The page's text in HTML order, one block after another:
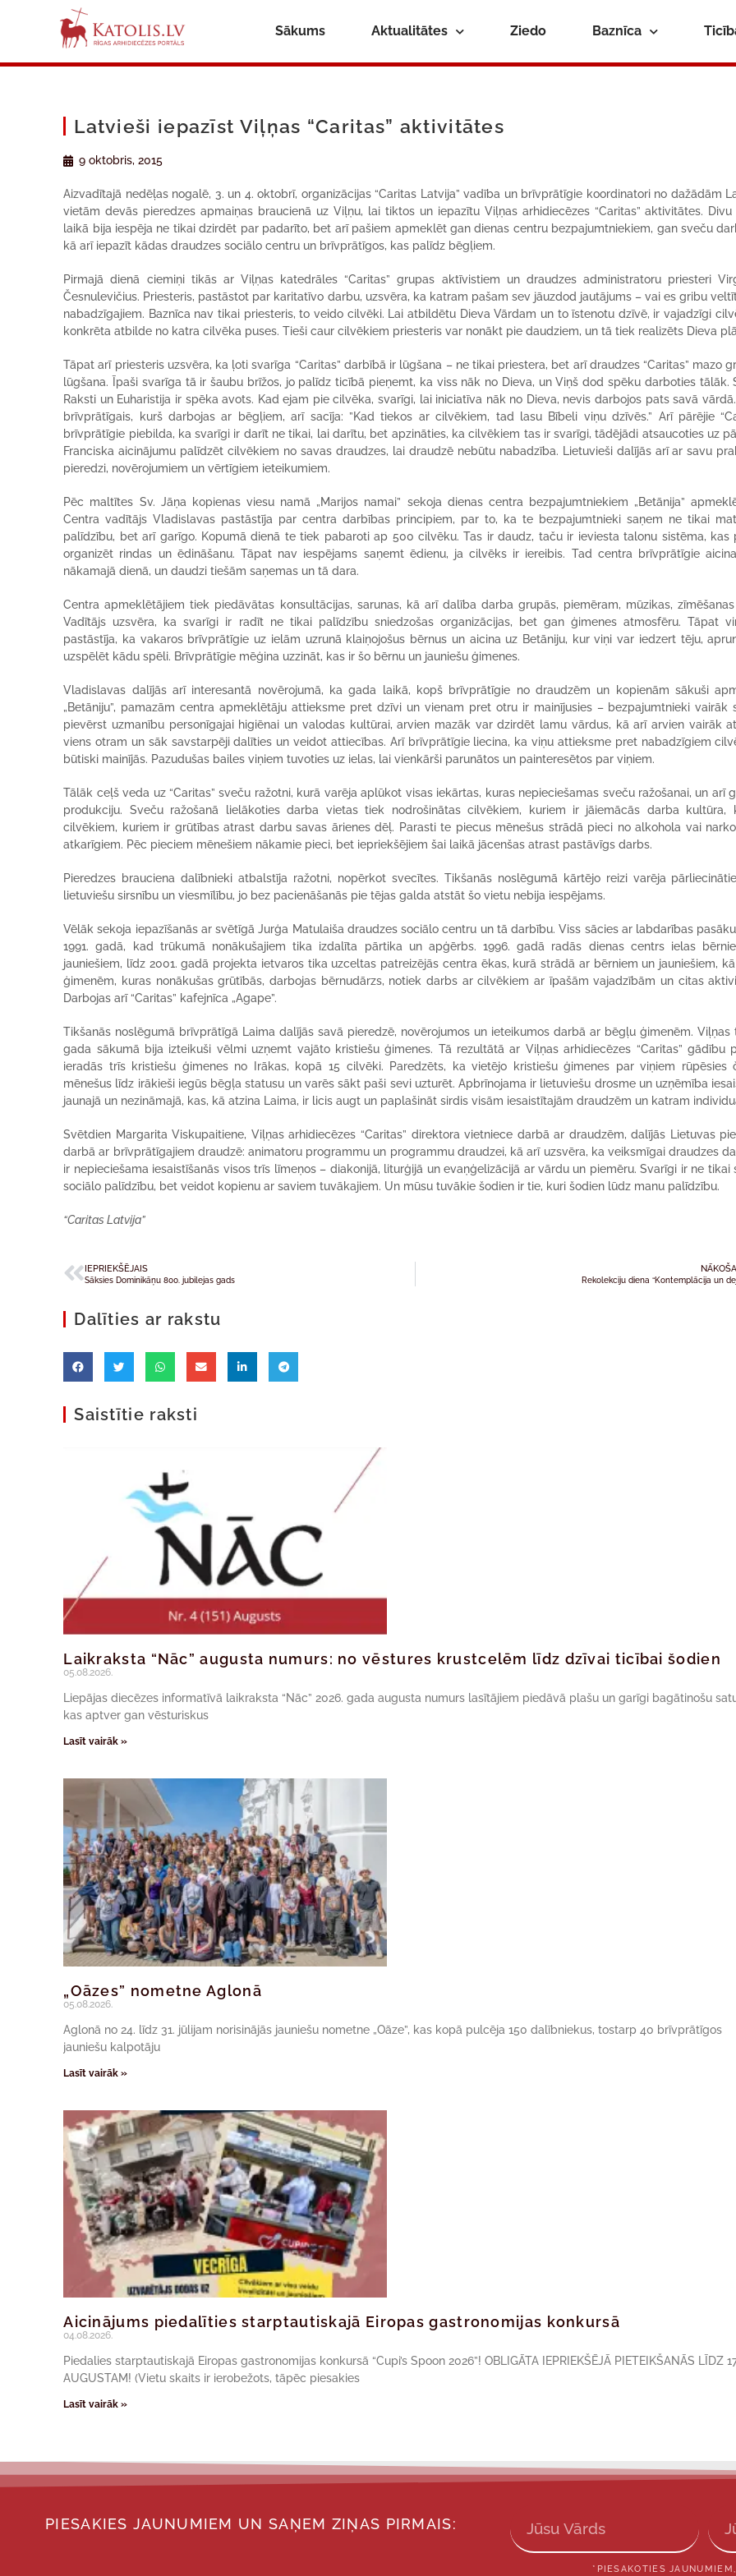
Sākums Aktualitātes Ziedo Baznīca
Latvieši iepazīst Viļņas “Caritas” aktivitātes
9 oktobris, 2015
Aizvadītajā nedēļas nogalē, 3. un 4. oktobrī, organizācijas “Caritas Latvija” vadība un brīvprātīgie koordinatori no dažādām
vietām devās pieredzes apmaiņas braucienā uz Viļņu, lai tiktos un iepazītu Viļņas arhidiecēzes “Caritas” aktivitātes. Divu
laikā bija iespēja ne tikai dzirdēt par padarīto, bet arī pašiem apmeklēt gan dienas centru bezpajumtniekiem, gan sveču
kā arī iepazīt kādas draudzes sociālo centru un brīvprātīgos, kas palīdz bēgļiem.
Pirmajā dienā ciemiņi tikās ar Viļņas katedrāles “Caritas” grupas aktīvistiem un draudzes administratoru priesteri
Česnulevičius. Priesteris, pastāstot par karitatīvo darbu, uzsvēra, ka katram pašam sev jāuzdod jautājums – vai es gribu
nabadzīgajiem. Baznīca nav tikai priesteris, to veido cilvēki. Lai atbildētu Dieva Vārdam un to īstenotu dzīvē, ir vajadzīgi
konkrēta atbilde no katra cilvēka puses. Tieši caur cilvēkiem priesteris var nonākt pie daudziem, un tā tiek realizēts Dieva
Tāpat arī priesteris uzsvēra, ka ļoti svarīga “Caritas” darbībā ir lūgšana – ne tikai priestera, bet arī draudzes “Caritas” mazo
lūgšana. Īpaši svarīga tā ir šaubu brīžos, jo palīdz ticībā pieņemt, ka viss nāk no Dieva, un Viņš dod spēku darboties tālāk.
Raksti un Euharistija ir spēka avots. Kad ejam pie cilvēka, svarīgi, lai iniciatīva nāk no Dieva, nevis darbojos pats savā
brīvprātīgais, kurš darbojas ar bēgļiem, arī sacīja: ”Kad tiekos ar cilvēkiem, tad lasu Bībeli viņu dzīvēs.” Arī pārējie
brīvprātīgie piebilda, ka svarīgi ir darīt ne tikai, lai darītu, bet apzināties, ka cilvēkiem tas ir svarīgi, tādējādi atsaucoties uz
Franciska aicinājumu palīdzēt cilvēkiem no savas draudzes, lai draudzē nebūtu nabadzība. Lietuvieši dalījās arī ar savu
pieredzi, novērojumiem un vērtīgiem ieteikumiem.
Pēc maltītes Sv. Jāņa kopienas viesu namā „Marijos namai” sekoja dienas centra bezpajumtniekiem „Betānija”
Centra vadītājs Vladislavas pastāstīja par centra darbības principiem, par to, ka te bezpajumtnieki saņem ne tikai
palīdzību, bet arī garīgo. Kopumā dienā te tiek pabaroti ap 500 cilvēku. Tas ir daudz, taču ir ieviesta talonu sistēma, kas
organizēt rindas un ēdināšanu. Tāpat nav iespējams saņemt ēdienu, ja cilvēks ir iereibis. Tad centra brīvprātīgie
nākamajā dienā, un daudzi tiešām saņemas un tā dara.
Centra apmeklētājiem tiek piedāvātas konsultācijas, sarunas, kā arī dalība darba grupās, piemēram, mūzikas,
Vadītājs uzsvēra, ka svarīgi ir radīt ne tikai palīdzību sniedzošas organizācijas, bet gan ģimenes atmosfēru. Tāpat
pastāstīja, ka vakaros brīvprātīgie uz ielām uzrunā klaiņojošus bērnus un aicina uz Betāniju, kur viņi var iedzert tēju,
uzspēlēt kādu spēli. Brīvprātīgie mēģina uzzināt, kas ir šo bērnu un jauniešu ģimenes.
Vladislavas dalījās arī interesantā novērojumā, ka gada laikā, kopš brīvprātīgie no draudzēm un kopienām sākuši
„Betāniju”, pamazām centra apmeklētāju attieksme pret dzīvi un vienam pret otru ir mainījusies – bezpajumtnieki vairāk
pievērst uzmanību personīgajai higiēnai un valodas kultūrai, arvien mazāk var dzirdēt lamu vārdus, kā arī arvien vairāk
viens otram un sāk savstarpēji dalīties un veidot attiecības. Arī brīvprātīgie liecina, ka viņu attieksme pret nabadzīgiem
būtiski mainījās. Pazudušas bailes viņiem tuvoties uz ielas, lai vienkārši parunātos un painteresētos par viņiem.
Tālāk ceļš veda uz “Caritas” sveču ražotni, kurā varēja aplūkot visas iekārtas, kuras nepieciešamas sveču ražošanai, un arī
produkciju. Sveču ražošanā lielākoties darba vietas tiek nodrošinātas cilvēkiem, kuriem ir jāiemācās darba kultūra,
cilvēkiem, kuriem ir grūtības atrast darbu savas ārienes dēļ. Parasti te piecus mēnešus strādā pieci no alkohola vai
atkarīgiem. Pēc pieciem mēnešiem nākamie pieci, bet iepriekšējiem šai laikā jācenšas atrast pastāvīgs darbs.
Pieredzes brauciena dalībnieki atbalstīja ražotni, nopērkot svecītes. Tikšanās noslēgumā kārtējo reizi varēja
lietuviešu sirsnību un viesmīlību, jo bez pacienāšanās pie tējas galda atstāt šo vietu nebija iespējams.
Vēlāk sekoja iepazīšanās ar svētīgā Jurģa Matulaiša draudzes sociālo centru un tā darbību. Viss sācies ar labdarības
1991. gadā, kad trūkumā nonākušajiem tika izdalīta pārtika un apģērbs. 1996. gadā radās dienas centrs ielas
jauniešiem, līdz 2001. gadā projekta ietvaros tika uzceltas patreizējās centra ēkas, kurā strādā ar bērniem un jauniešiem,
ģimenēm, kuras nonākušas grūtībās, darbojas bērnudārzs, notiek darbs ar cilvēkiem ar īpašām vajadzībām un citas
Darbojas arī “Caritas” kafejnīca „Agape”.
Tikšanās noslēgumā brīvprātīgā Laima dalījās savā pieredzē, novērojumos un ieteikumos darbā ar bēgļu ģimenēm. Viļņas
gada sākumā bija izteikuši vēlmi uzņemt vajāto kristiešu ģimenes. Tā rezultātā ar Viļņas arhidiecēzes “Caritas” gādību
ieradās trīs kristiešu ģimenes no Irākas, kopā 15 cilvēki. Paredzēts, ka vietējo kristiešu ģimenes par viņiem rūpēsies
mēnešus līdz irākieši iegūs bēgļa statusu un varēs sākt paši sevi uzturēt. Apbrīnojama ir lietuviešu drosme un uzņēmība
jaunajā un nezināmajā, kas, kā atzina Laima, ir licis augt un paplašināt sirdis visām iesaistītajām draudzēm un katram
Svētdien Margarita Viskupaitiene, Viļņas arhidiecēzes “Caritas” direktora vietniece darbā ar draudzēm, dalījās Lietuvas
darbā ar brīvprātīgajiem draudzē: animatoru programmu un programmu draudzei, kā arī uzsvēra, ka veiksmīgai draudzes
ir nepieciešama iesaistīšanās visos trīs līmeņos – diakonijā, liturģijā un evaņģelizācijā ar vārdu un piemēru. Svarīgi ir ne tikai
sociālo palīdzību, bet veidot kopienu ar saviem tuvākajiem. Un mūsu tuvākie šodien ir tie, kuri šodien lūdz manu palīdzību.
“Caritas Latvija”
IEPRIEKŠĒJAIS
Sāksies Dominikāņu 800. jubilejas gads Rekolekciju diena “Kontemplācija un
Dalīties ar rakstu
Saistītie raksti
Laikraksta “Nāc” augusta numurs: no vēstures krustcelēm līdz dzīvai ticībai šodien
05.08.2026.
Liepājas diecēzes informatīvā laikraksta “Nāc” 2026. gada augusta numurs lasītājiem piedāvā plašu un garīgi bagātinošu
kas aptver gan vēsturiskus
Lasīt vairāk »
„Oāzes” nometne Aglonā
05.08.2026.
Aglonā no 24. līdz 31. jūlijam norisinājās jauniešu nometne „Oāze”, kas kopā pulcēja 150 dalībniekus, tostarp 40 brīvprātīgos
jauniešu kalpotāju
Lasīt vairāk »
Aicinājums piedalīties starptautiskajā Eiropas gastronomijas konkursā
04.08.2026.
Piedalies starptautiskajā Eiropas gastronomijas konkursā “Cupi’s Spoon 2026”! OBLIGĀTA IEPRIEKŠĒJĀ PIETEIKŠANĀS LĪDZ
AUGUSTAM! (Vietu skaits ir ierobežots, tāpēc piesakies
Lasīt vairāk »
PIESAKIES JAUNUMIEM UN SAŅEM ZIŅAS PIRMAIS:
*PIESAKOTIES